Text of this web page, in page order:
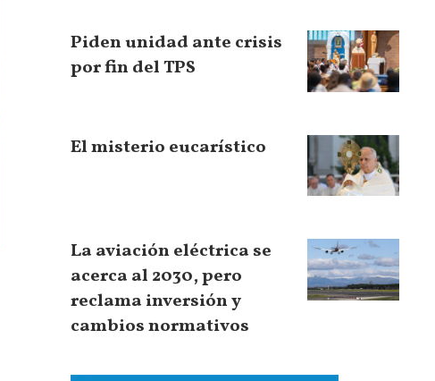
Piden unidad ante crisis
por fin del TPS
El misterio eucarístico
La aviación eléctrica se
acerca al 2030, pero
reclama inversión y
cambios normativos